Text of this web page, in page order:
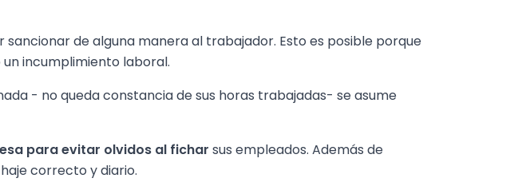
de alguna manera al trabajador. Esto es posible porque
incumplimiento laboral.
- no queda constancia de sus horas trabajadas- se asume
para evitar olvidos al fichar sus empleados. Además de
correcto y diario.